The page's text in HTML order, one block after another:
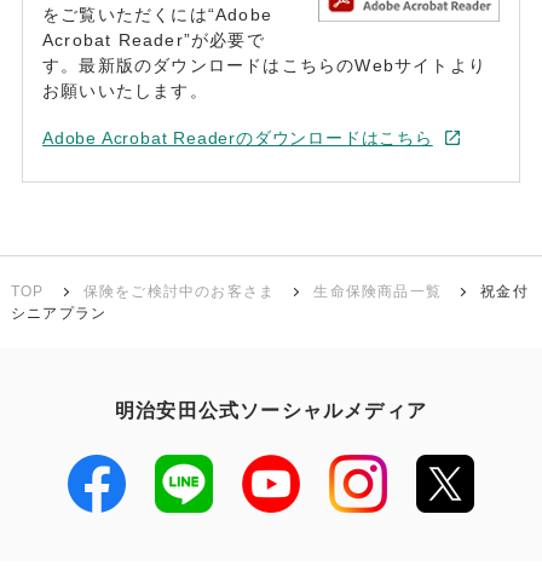
をご覧いただくには“Adobe
Acrobat Reader”が必要で
す。最新版のダウンロードはこちらのWebサイトより
お願いいたします。
Adobe Acrobat Readerのダウンロードはこちら
TOP 保険をご検討中のお客さま 生命保険商品一覧
祝金付
シニアプラン
明治安田公式ソーシャルメディア